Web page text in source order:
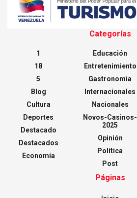
Categorías
1
18
5
Blog
Cultura
Deportes
Destacado
Destacados
Economía
Educación
Entretenimiento
Gastronomia
Internacionales
Nacionales
Novos-Casinos-
2025
Opinión
Política
Post
Páginas